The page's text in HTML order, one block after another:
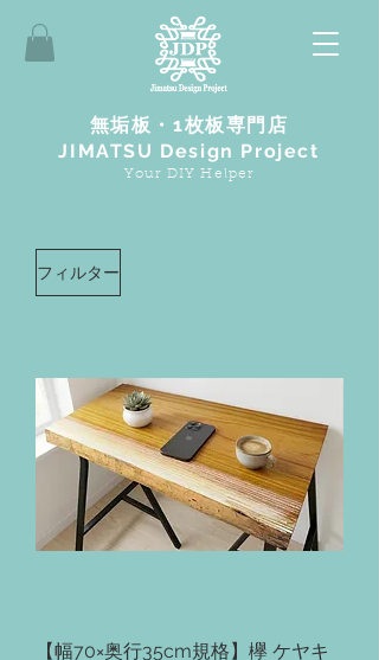
無垢板・1枚板専門店
JIMATSU Design Project
Your DIY Helper
フィルター
【幅70×奥行35cm規格】欅 ケヤキ